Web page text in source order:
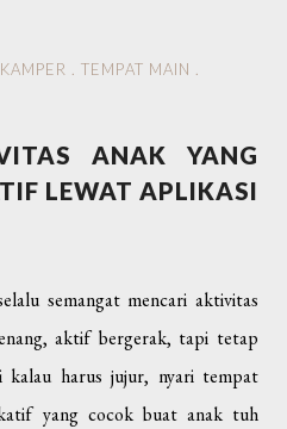
.TEMPAT MAIN
ANAK YANG
LEWAT APLIKASI
semangat mencari aktivitas
aktif bergerak, tapi tetap
kalau harus jujur, nyari tempat
yang cocok buat anak tuh